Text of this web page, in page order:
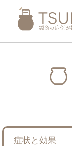
症状と効果